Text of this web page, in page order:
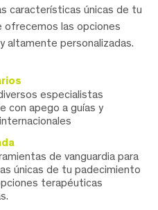
características únicas de tu
las opciones
altamente personalizadas.
especialistas
con apego a guías y
de vanguardia para
únicas de tu padecimiento
terapéuticas